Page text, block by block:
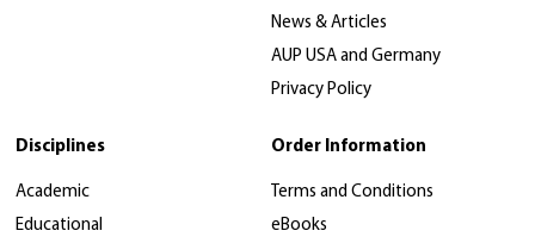
News & Articles
AUP USA and Germany
Privacy Policy
Disciplines
Academic
Educational
Order Information
Terms and Conditions
eBooks